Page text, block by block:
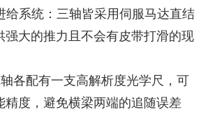
给系统：三轴皆采用伺服马达直结
强大的推力且不会有皮带打滑的现
各配有一支高解析度光学尺，可
精度，避免横梁两端的追随误差